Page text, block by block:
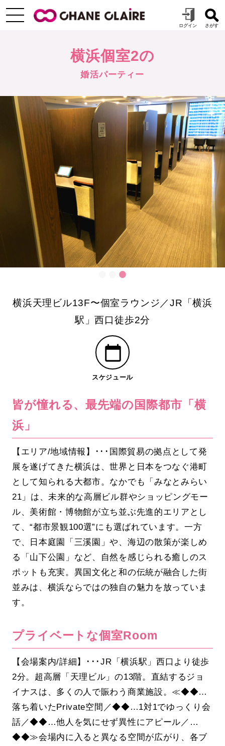
横浜個室2の
婚活パーティー
横浜天理ビル13F〜個室ラウンジ／JR「横浜
駅」西口徒歩2分
スケジュール
皆が憧れる、最先端の国際都市「横
浜」
【エリア/地域情報】･･･国際貿易の拠点として発
展を遂げてきた横浜は、世界と日本をつなぐ港町
として知られる大都市。なかでも「みなとみらい
21」は、未来的な高層ビル群やショッピングモー
ル、美術館・博物館が立ち並ぶ先進的エリアとし
て、“都市景観100選”にも選ばれています。一方
で、日本庭園「三溪園」や、海辺の散策が楽しめ
る「山下公園」など、自然を感じられる癒しのス
ポットも充実。異国文化と和の伝統が融合した街
並みは、横浜ならではの独自の魅力を放っていま
す。
プライベートな個室Room
【会場案内/詳細】･･･JR「横浜駅」西口より徒歩
2分。超高層「天理ビル」の13階。直結するジョ
イナスは、多くの人で賑わう商業施設。≪◆◆…
落ち着いたPrivate空間／◆◆…1対1でゆっくり会
話／◆◆…他人を気にせず異性にアピール／…
◆◆≫会場内に入ると異なる空間が広がり、各ブ